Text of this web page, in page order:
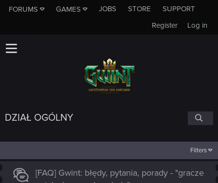
FORUMS GAMES JOBS STORE
SUPPORT
Log in
Register
DZIAŁ OGÓLNY
Filters
[FAQ] Gwint: błędy, pytania, porady - "gracze